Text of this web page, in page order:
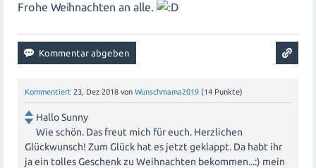
Frohe Weihnachten an alle.
Kommentiert 23, Dez 2018 von Wunschmama2019 (14 Punkte)
Hallo Sunny
Wie schön. Das freut mich für euch. Herzlichen
Glückwunsch! Zum Glück hat es jetzt geklappt. Da habt ihr
ja ein tolles Geschenk zu Weihnachten bekommen...:) mein